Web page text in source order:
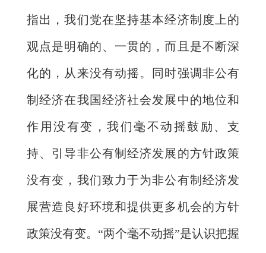
指出，我们党在坚持基本经济制度上的
观点是明确的、一贯的，而且是不断深
化的，从来没有动摇。同时强调非公有
制经济在我国经济社会发展中的地位和
作用没有变，我们毫不动摇鼓励、支
持、引导非公有制经济发展的方针政策
没有变，我们致力于为非公有制经济发
展营造良好环境和提供更多机会的方针
政策没有变。“两个毫不动摇”是认识把握